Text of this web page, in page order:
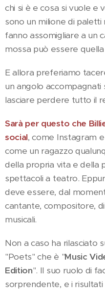
chi si è e cosa si vuole e
sono un milione di
fanno assomigliare a un
mossa può essere
E allora preferiamo
un angolo accompagnati
lasciare perdere tutto il
Sarà per questo che
social, come Instagram
come un ragazzo
della propria vita e della
spettacoli a teatro.
deve essere, dal
cantante, compositore,
musicali.
Non a caso ha rilasciato
"Poets" che è "Music
Edition". Il suo ruolo di
sorprendente, e i